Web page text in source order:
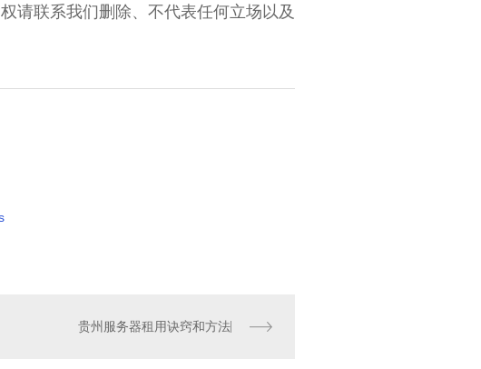
请联系我们删除、不代表任何立场以及
贵州服务器租用诀窍和方法